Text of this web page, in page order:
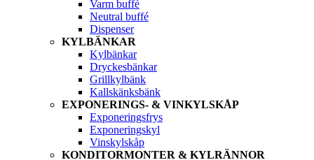
Varm buffé
Neutral buffé
Dispenser
KYLBÄNKAR
Kylbänkar
Dryckesbänkar
Grillkylbänk
Kallskänksbänk
EXPONERINGS- & VINKYLSKÅP
Exponeringsfrys
Exponeringskyl
Vinskylskåp
KONDITORMONTER & KYLRÄNNOR